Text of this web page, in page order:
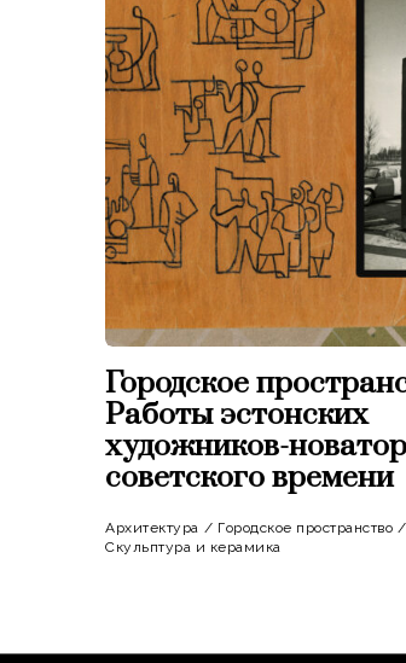
Городское
Работы эстонских
художников-
советского времени
Архитектура / Городское пространство /
Скульптура и керамика